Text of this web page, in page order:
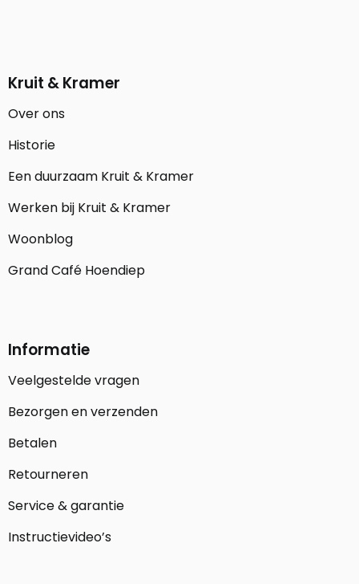
Kruit & Kramer
Over ons
Historie
Een duurzaam Kruit & Kramer
Werken bij Kruit & Kramer
Woonblog
Grand Café Hoendiep
Informatie
Veelgestelde vragen
Bezorgen en verzenden
Betalen
Retourneren
Service & garantie
Instructievideo’s